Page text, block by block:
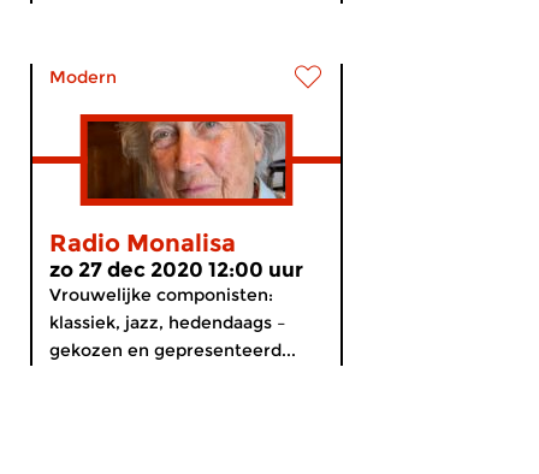
Modern
Radio Monalisa
zo 27 dec 2020 12:00 uur
Vrouwelijke componisten:
klassiek, jazz, hedendaags –
gekozen en gepresenteerd...